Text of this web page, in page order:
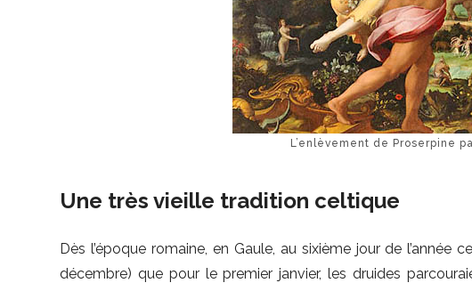
L’enlèvement de Proserpine
Une très vieille tradition celtique
Dès l’époque romaine, en Gaule, au sixième jour de l’année
décembre) que pour le premier janvier, les druides